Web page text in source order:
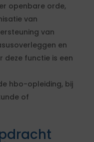
openbare orde,
van
van
en
deze functie is een
hbo-opleiding, bij
of